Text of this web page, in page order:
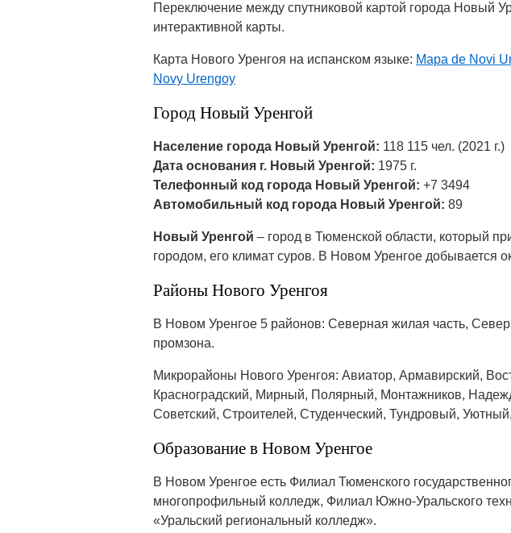
Переключение между спутниковой картой города Новый
интерактивной карты.
Карта Нового Уренгоя на испанском языке: Mapa de Novi
Novy Urengoy
Город Новый Уренгой
Население города Новый Уренгой: 118 115 чел. (2021 г.)
Дата основания г. Новый Уренгой: 1975 г.
Телефонный код города Новый Уренгой: +7 3494
Автомобильный код города Новый Уренгой: 89
Новый Уренгой – город в Тюменской области, который
городом, его климат суров. В Новом Уренгое добывается
Районы Нового Уренгоя
В Новом Уренгое 5 районов: Северная жилая часть,
промзона.
Микрорайоны Нового Уренгоя: Авиатор, Армавирский,
Красноградский, Мирный, Полярный, Монтажников,
Советский, Строителей, Студенческий, Тундровый,
Образование в Новом Уренгое
В Новом Уренгое есть Филиал Тюменского
многопрофильный колледж, Филиал Южно-Уральского
«Уральский региональный колледж».